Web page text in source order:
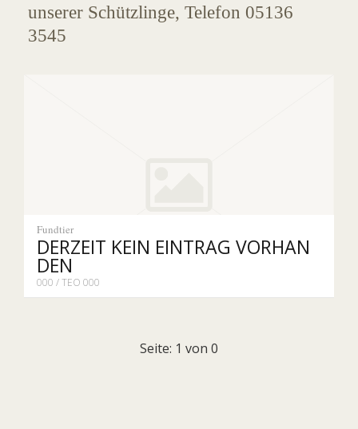
unserer Schützlinge, Telefon 05136
3545
Fundtier
DERZEIT KEIN EINTRAG VORHAN
DEN
000 / TEO 000
Seite: 1 von 0